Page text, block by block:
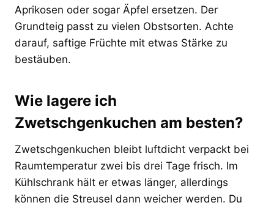
Aprikosen oder sogar Äpfel ersetzen. Der
Grundteig passt zu vielen Obstsorten. Achte
darauf, saftige Früchte mit etwas Stärke zu
bestäuben.
Wie lagere ich
Zwetschgenkuchen am besten?
Zwetschgenkuchen bleibt luftdicht verpackt bei
Raumtemperatur zwei bis drei Tage frisch. Im
Kühlschrank hält er etwas länger, allerdings
können die Streusel dann weicher werden. Du